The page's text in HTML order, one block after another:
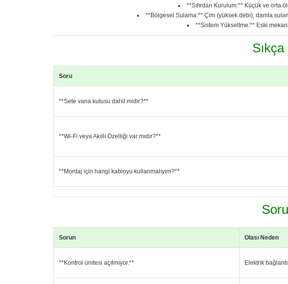
**Sıfırdan Kurulum:** Küçük ve orta
**Bölgesel Sulama:** Çim (yüksek debi), damla
**Sistem Yükseltme:** Eski
Soru
**Sete vana kutusu dahil midir?**
**Wi-Fi veya Akıllı Özelliği var mıdır?**
**Montaj için hangi kabloyu kullanmalıyım?**
Sorun Olası Neden
**Kontrol ünitesi açılmıyor.** Elektrik